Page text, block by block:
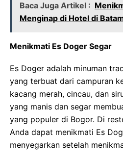
Baca Juga Artikel :
Menginap di Hotel di
Menikmati Es Doger Segar
Es Doger adalah minuman
yang terbuat dari campuran
kacang merah, cincau, dan
yang manis dan segar
yang populer di Bogor. Di
Anda dapat menikmati Es
menyegarkan setelah